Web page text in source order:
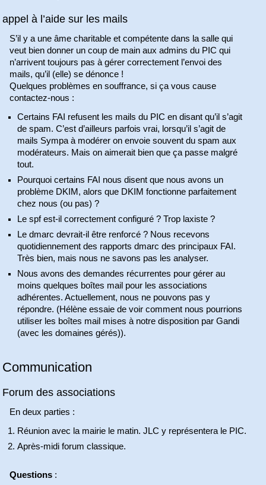
appel à l’aide sur les mails
S’il y a une âme charitable et compétente dans la salle qui
veut bien donner un coup de main aux admins du PIC qui
n’arrivent toujours pas à gérer correctement l’envoi des
mails, qu’il (elle) se dénonce !
Quelques problèmes en souffrance, si ça vous cause
contactez-nous :
Certains FAI refusent les mails du PIC en disant qu’il s’agit
de spam. C’est d’ailleurs parfois vrai, lorsqu’il s’agit de
mails Sympa à modérer on envoie souvent du spam aux
modérateurs. Mais on aimerait bien que ça passe malgré
tout.
Pourquoi certains FAI nous disent que nous avons un
problème DKIM, alors que DKIM fonctionne parfaitement
chez nous (ou pas) ?
Le spf est-il correctement configuré ? Trop laxiste ?
Le dmarc devrait-il être renforcé ? Nous recevons
quotidiennement des rapports dmarc des principaux FAI.
Très bien, mais nous ne savons pas les analyser.
Nous avons des demandes récurrentes pour gérer au
moins quelques boîtes mail pour les associations
adhérentes. Actuellement, nous ne pouvons pas y
répondre. (Hélène essaie de voir comment nous pourrions
utiliser les boîtes mail mises à notre disposition par Gandi
(avec les domaines gérés)).
Communication
Forum des associations
En deux parties :
Réunion avec la mairie le matin. JLC y représentera le PIC.
Après-midi forum classique.
Questions :